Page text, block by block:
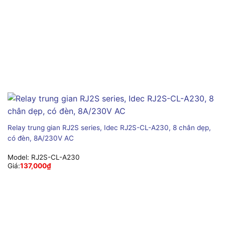
Relay trung gian RJ2S series, Idec RJ2S-CL-A230, 8 chân dẹp,
có đèn, 8A/230V AC
Model: RJ2S-CL-A230
Giá:137,000₫